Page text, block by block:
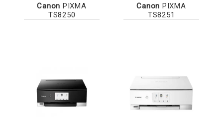
Canon PIXMA
TS8250
Canon PIXMA
TS8251